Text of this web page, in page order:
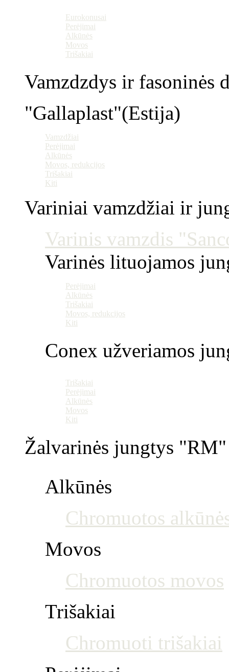
Eurokonusai
Perėjimai
Alkūnės
Movos
Trišakiai
Vamzdzdys ir fasoninės
"Gallaplast"(Estija)
Vamzdžiai
Perėjimai
Alkūnės
Movos, redukcijos
Trišakiai
Kiti
Variniai vamzdžiai ir
Varinis vamzdis
Varinės lituojamos
Perėjimai
Alkūnės
Trišakiai
Movos, redukcijos
Kiti
Conex užveriamos
Trišakiai
Perėjimai
Alkūnės
Movos
Kiti
Žalvarinės jungtys
Alkūnės
Chromuotos
Movos
Chromuotos movos
Trišakiai
Chromuoti trišakiai